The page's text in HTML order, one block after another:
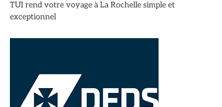
TUI rend votre voyage à La Rochelle simple et
exceptionnel